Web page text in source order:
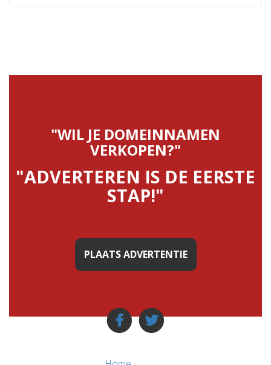
"WIL JE DOMEINNAMEN
VERKOPEN?"
"ADVERTEREN IS DE EERSTE
STAP!"
PLAATS ADVERTENTIE